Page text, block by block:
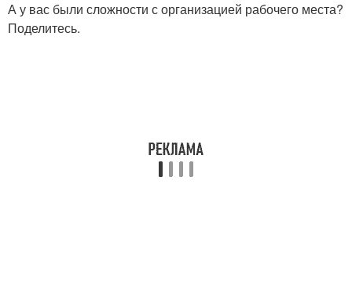
А у вас были сложности с организацией рабочего места?
Поделитесь.